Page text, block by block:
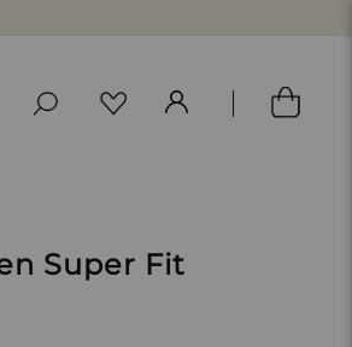
Super Fit